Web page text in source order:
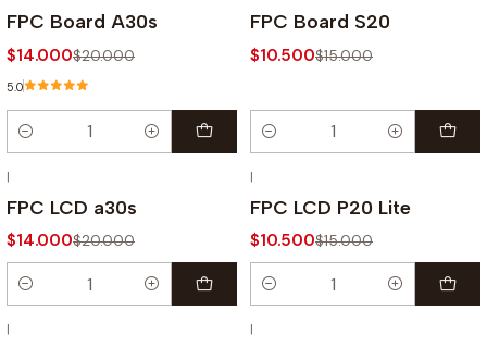
FPC Board A30s
$14.000$20.000
5.0
Cantidad
FPC Board S20
$10.500$15.000
Cantidad
|
FPC LCD a30s
$14.000$20.000
Cantidad
|
FPC LCD P20 Lite
$10.500$15.000
Cantidad
| |